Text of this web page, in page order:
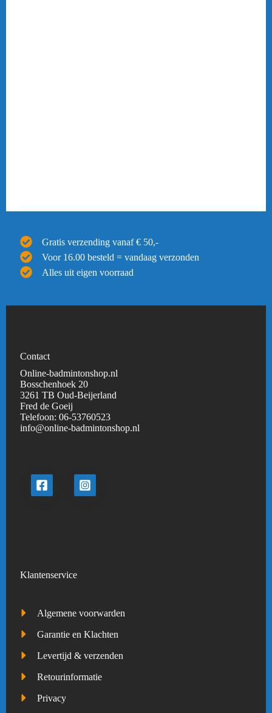
Gratis verzending vanaf € 50,-
Voor 16.00 besteld = vandaag verzonden
Alles uit eigen voorraad
Contact
Online-badmintonshop.nl
Bosschenhoek 20
3261 TB Oud-Beijerland
Fred de Goeij
Telefoon:06-53760523
info@online-badmintonshop.nl
Klantenservice
Algemene voorwarden
Garantie en Klachten
Levertijd & verzenden
Retourinformatie
Privacy